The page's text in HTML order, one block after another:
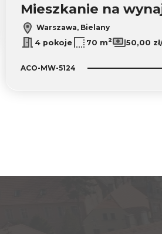
Mieszkanie na
Warszawa, Bielany
4 pokoje
70 m2 50,00
ACO-MW-5124